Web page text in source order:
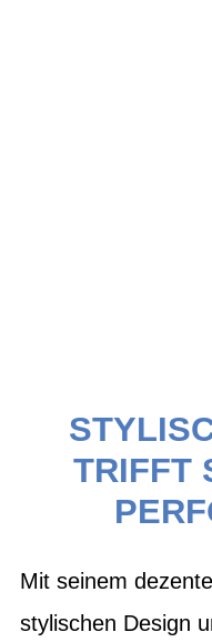
TRIFFT
Mit seinem
stylischen Design